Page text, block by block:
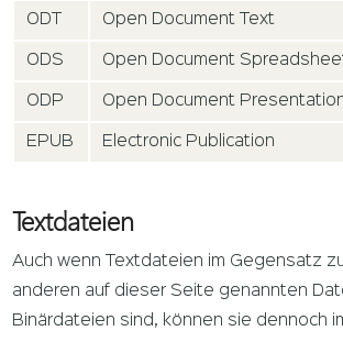
ODT Open Document Text
ODS Open Document
ODP Open Document
EPUB Electronic Publication
Textdateien
Auch wenn Textdateien im Gegensatz
anderen auf dieser Seite genannten
Binärdateien sind, können sie dennoch